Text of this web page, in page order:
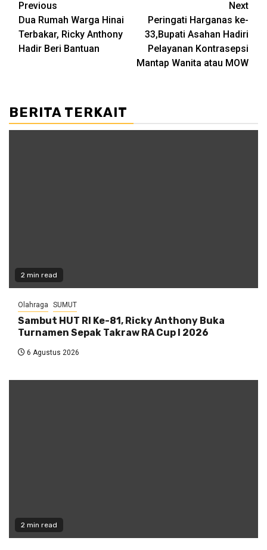
Post
navigation
Previous
Dua Rumah Warga Hinai
Terbakar, Ricky Anthony
Hadir Beri Bantuan
Next
Peringati Harganas ke-
33,Bupati Asahan Hadiri
Pelayanan Kontrasepsi
Mantap Wanita atau MOW
BERITA TERKAIT
2 min read
Olahraga SUMUT
Sambut HUT RI Ke-81, Ricky Anthony Buka
Turnamen Sepak Takraw RA Cup I 2026
6 Agustus 2026
2 min read